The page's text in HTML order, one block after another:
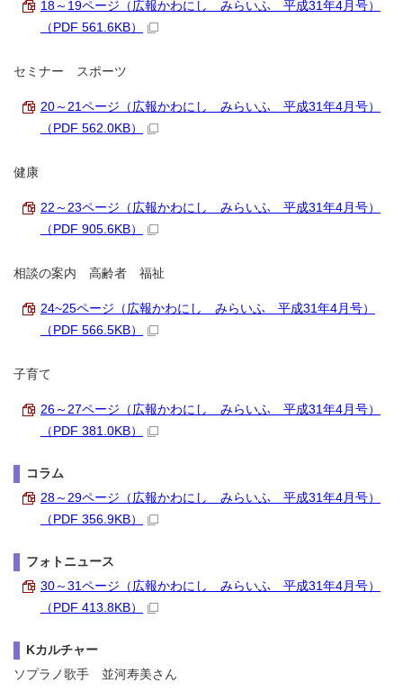
18～19ページ（広報かわにし みらいふ 平成31年4月号）
（PDF 561.6KB）
セミナー スポーツ
20～21ページ（広報かわにし みらいふ 平成31年4月号）
（PDF 562.0KB）
健康
22～23ページ（広報かわにし みらいふ 平成31年4月号）
（PDF 905.6KB）
相談の案内 高齢者 福祉
24~25ページ（広報かわにし みらいふ 平成31年4月号）
（PDF 566.5KB）
子育て
26～27ページ（広報かわにし みらいふ 平成31年4月号）
（PDF 381.0KB）
コラム
28～29ページ（広報かわにし みらいふ 平成31年4月号）
（PDF 356.9KB）
フォトニュース
30～31ページ（広報かわにし みらいふ 平成31年4月号）
（PDF 413.8KB）
Kカルチャー
ソプラノ歌手 並河寿美さん